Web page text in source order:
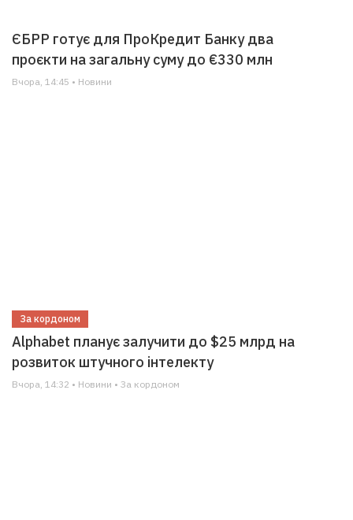
ЄБРР готує для ПроКредит Банку два
проєкти на загальну суму до €330 млн
Вчора, 14:45 • Новини
За кордоном
Alphabet планує залучити до $25 млрд на
розвиток штучного інтелекту
Вчора, 14:32 • Новини • За кордоном